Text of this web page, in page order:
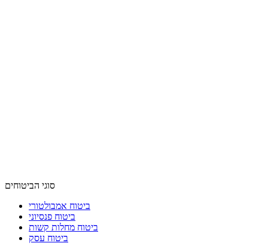
סוגי הביטוחים
ביטוח אמבולטורי
ביטוח פנסיוני
ביטוח מחלות קשות
ביטוח עסק